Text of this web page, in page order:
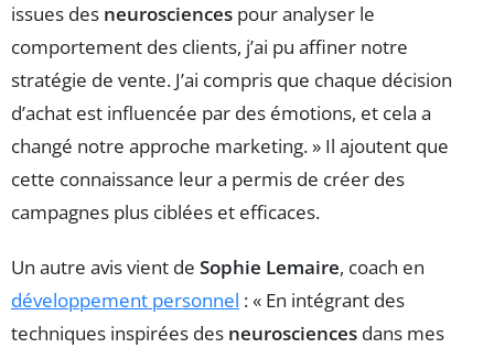
issues des neurosciences pour analyser le
comportement des clients, j’ai pu affiner notre
stratégie de vente. J’ai compris que chaque décision
d’achat est influencée par des émotions, et cela a
changé notre approche marketing. » Il ajoutent que
cette connaissance leur a permis de créer des
campagnes plus ciblées et efficaces.
Un autre avis vient de Sophie Lemaire, coach en
développement personnel : « En intégrant des
techniques inspirées des neurosciences dans mes